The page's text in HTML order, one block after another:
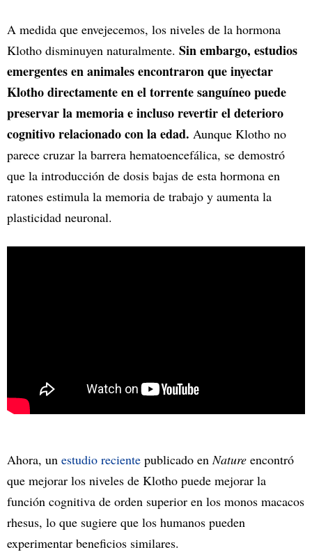
A medida que envejecemos, los niveles de la hormona
Klotho disminuyen naturalmente. Sin embargo, estudios
emergentes en animales encontraron que inyectar
Klotho directamente en el torrente sanguíneo puede
preservar la memoria e incluso revertir el deterioro
cognitivo relacionado con la edad. Aunque Klotho no
parece cruzar la barrera hematoencefálica, se demostró
que la introducción de dosis bajas de esta hormona en
ratones estimula la memoria de trabajo y aumenta la
plasticidad neuronal.
Ahora, un estudio reciente publicado enNature encontró
que mejorar los niveles de Klotho puede mejorar la
función cognitiva de orden superior en los monos macacos
rhesus, lo que sugiere que los humanos pueden
experimentar beneficios similares.